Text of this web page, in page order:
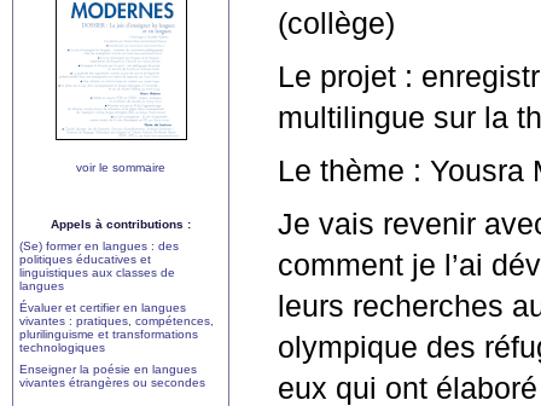
(collège)
Le projet :
multilingue sur la
Le thème : Yousra
Je vais revenir
comment je l’ai
leurs recherches
olympique des
eux qui ont
voir le sommaire
Appels à contributions :
(Se) former en langues : des
politiques éducatives et
linguistiques aux classes de
langues
Évaluer et certifier en langues
vivantes : pratiques, compétences,
plurilinguisme et transformations
technologiques
Enseigner la poésie en langues
vivantes étrangères ou secondes